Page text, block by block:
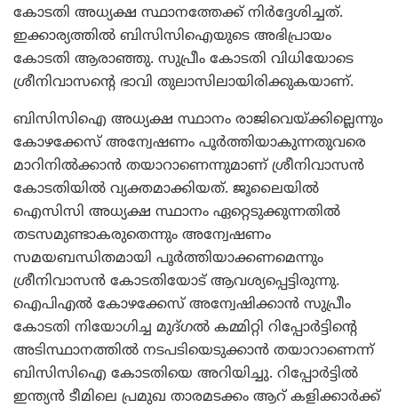
കോടതി അധ്യക്ഷ സ്ഥാനത്തേക്ക് നിര്‍ദ്ദേശിച്ചത്.
ഇക്കാര്യത്തില്‍ ബിസിസിഐയുടെ അഭിപ്രായം
കോടതി ആരാഞ്ഞു. സുപ്രീം കോടതി വിധിയോടെ
ശ്രീനിവാസന്റെ ഭാവി തുലാസിലായിരിക്കുകയാണ്.
ബിസിസിഐ അധ്യക്ഷ സ്ഥാനം രാജിവെയ്ക്കില്ലെന്നും
കോഴക്കേസ് അന്വേഷണം പൂര്‍ത്തിയാകുന്നതുവരെ
മാറിനില്‍ക്കാന്‍ തയാറാണെന്നുമാണ് ശ്രീനിവാസന്‍
കോടതിയില്‍ വ്യക്തമാക്കിയത്. ജൂലൈയില്‍
ഐസിസി അധ്യക്ഷ സ്ഥാനം ഏറ്റെടുക്കുന്നതില്‍
തടസമുണ്ടാകരുതെന്നും അന്വേഷണം
സമയബന്ധിതമായി പൂര്‍ത്തിയാക്കണമെന്നും
ശ്രീനിവാസന്‍ കോടതിയോട് ആവശ്യപ്പെട്ടിരുന്നു.
ഐപിഎല്‍ കോഴക്കേസ് അന്വേഷിക്കാന്‍ സുപ്രീം
കോടതി നിയോഗിച്ച മുദ്ഗല്‍ കമ്മിറ്റി റിപ്പോര്‍ട്ടിന്റെ
അടിസ്ഥാനത്തില്‍ നടപടിയെടുക്കാന്‍ തയാറാണെന്ന്
ബിസിസിഐ കോടതിയെ അറിയിച്ചു. റിപ്പോര്‍ട്ടില്‍
ഇന്ത്യന്‍ ടീമിലെ പ്രമുഖ താരമടക്കം ആറ് കളിക്കാര്‍ക്ക്